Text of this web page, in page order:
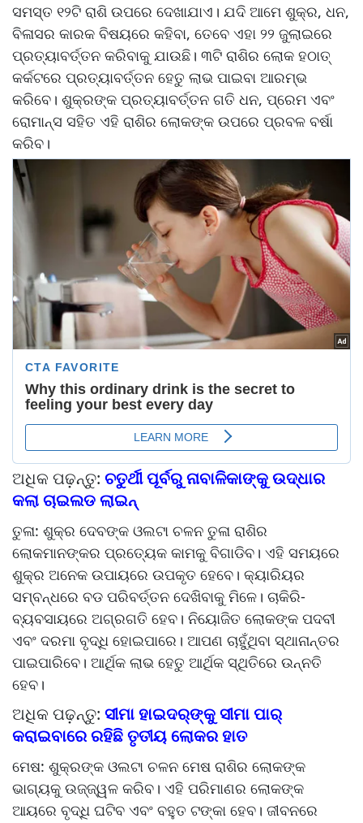
ସମସ୍ତ ୧୨ଟି ରାଶି ଉପରେ ଦେଖାଯାଏ। ଯଦି ଆମେ ଶୁକ୍ର, ଧନ,
ବିଳାସର କାରକ ବିଷୟରେ କହିବା, ତେବେ ଏହା ୨୨ ଜୁଲାଇରେ
ପ୍ରତ୍ୟାବର୍ତ୍ତନ କରିବାକୁ ଯାଉଛି। ୩ଟି ରାଶିର ଲୋକ ହଠାତ୍
କର୍କଟରେ ପ୍ରତ୍ୟାବର୍ତ୍ତନ ହେତୁ ଲାଭ ପାଇବା ଆରମ୍ଭ
କରିବେ। ଶୁକ୍ରଙ୍କ ପ୍ରତ୍ୟାବର୍ତ୍ତନ ଗତି ଧନ, ପ୍ରେମ ଏବଂ
ରୋମାନ୍ସ ସହିତ ଏହି ରାଶିର ଲୋକଙ୍କ ଉପରେ ପ୍ରବଳ ବର୍ଷା
କରିବ।
ଅଧିକ ପଢ଼ନ୍ତୁ: ଚତୁର୍ଥୀ ପୂର୍ବରୁ ନାବାଳିକାଙ୍କୁ ଉଦ୍ଧାର
କଲା ଚାଇଲଡ ଲାଇନ୍
ତୁଳା: ଶୁକ୍ର ଦେବଙ୍କ ଓଲଟା ଚଳନ ତୁଳା ରାଶିର
ଲୋକମାନଙ୍କର ପ୍ରତ୍ୟେକ କାମକୁ ବିଗାଡିବ। ଏହି ସମୟରେ
ଶୁକ୍ର ଅନେକ ଉପାୟରେ ଉପକୃତ ହେବେ। କ୍ୟାରିୟର
ସମ୍ବନ୍ଧରେ ବଡ ପରିବର୍ତ୍ତନ ଦେଖିବାକୁ ମିଳେ। ଚାକିରି-
ବ୍ୟବସାୟରେ ଅଗ୍ରଗତି ହେବ। ନିୟୋଜିତ ଲୋକଙ୍କ ପଦବୀ
ଏବଂ ଦରମା ବୃଦ୍ଧି ହୋଇପାରେ। ଆପଣ ଚାହୁଁଥିବା ସ୍ଥାନାନ୍ତର
ପାଇପାରିବେ। ଆର୍ଥିକ ଲାଭ ହେତୁ ଆର୍ଥିକ ସ୍ଥିତିରେ ଉନ୍ନତି
ହେବ।
ଅଧିକ ପଢ଼ନ୍ତୁ: ସୀମା ହାଇଦର୍‌ଙ୍କୁ ସୀମା ପାର୍‌
କରାଇବାରେ ରହିଛି ତୃତୀୟ ଲୋକର ହାତ
ମେଷ: ଶୁକ୍ରଙ୍କ ଓଲଟା ଚଳନ ମେଷ ରାଶିର ଲୋକଙ୍କ
ଭାଗ୍ୟକୁ ଉଜ୍ଜ୍ୱଳ କରିବ। ଏହି ପରିମାଣର ଲୋକଙ୍କ
ଆୟରେ ବୃଦ୍ଧି ଘଟିବ ଏବଂ ବହୁତ ଟଙ୍କା ହେବ। ଜୀବନରେ